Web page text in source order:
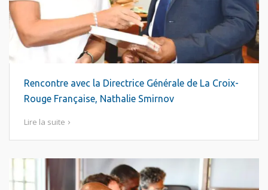
Rencontre avec la Directrice Générale de La Croix-
Rouge Française, Nathalie Smirnov
Lire la suite